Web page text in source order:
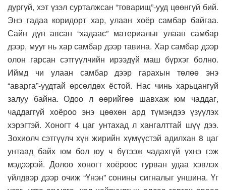
дургүй, хэт үзэл сурталжсан “товарищ”-ууд цөөнгүй бий.
Энэ гадаа коридорт хар, улаан хоёр самбар байгаа.
Сайн дүн авсан “хадаас” материалыг улаан самбар
дээр, мууг нь хар самбар дээр тавина. Хар самбар дээр
олон гарсан сэтгүүлчийн ирээдүй маш бүрхэг болно.
Иймд чи улаан самбар дээр гарахын төлөө энэ
“аварга”-уудтай өрсөлдөх ёстой. Нас чинь харьцангуй
залуу байна. Одоо л өөрийгөө шавхаж юм чаддаг,
чаддаггүй хоёроо энэ цөөхөн ард түмэндээ үзүүлэх
хэрэгтэй. Хоногт 4 цаг унтахад л хангалттай шүү дээ.
Зохиолч сэтгүүлч хүн жирийн хүмүүстэй адилхан 8 цаг
унтаад байх юм бол юу ч бүтээж чадахгүй үхнэ гэж
мэдээрэй. Долоо хоногт хоёроос гурван удаа хэвлэх
үйлдвэр дээр очиж “Үнэн” сонины сигналыг уншина. Үг